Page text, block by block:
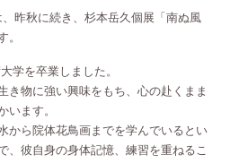
、昨秋に続き、杉本岳久個展「南ぬ風
。
学を卒業しました。
き物に強い興味をもち、心の赴くまま
います。
から院体花鳥画までを学んでいるとい
、彼自身の身体記憶、練習を重ねるこ